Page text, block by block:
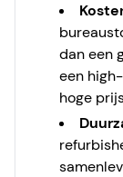
dan een
een
hoge